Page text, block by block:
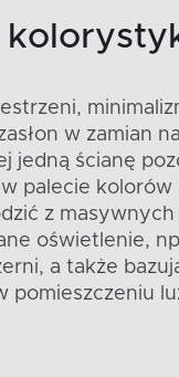
w zamian
jedną ścianę
palecie
z
oświetlenie,
a także